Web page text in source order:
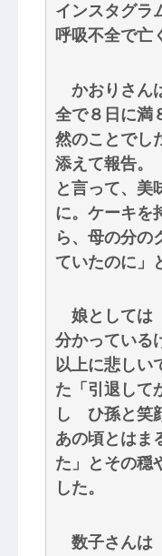
インスタグラ
呼吸不全で亡
かおりさん
全で８日に満
然のことでし
添えて報告。
と言って、美
に。ケーキを
ら、母の分の
ていたのに」
娘としては
分かっている
以上に悲しい
た「引退して
し ひ孫と笑
あの頃とはま
た」とその穏
した。
数子さんは